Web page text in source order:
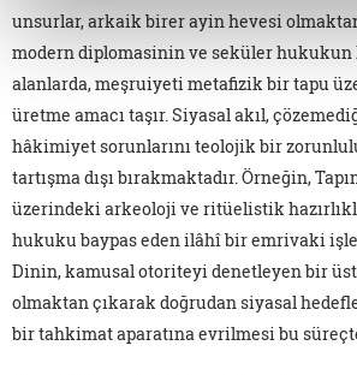
unsurlar, arkaik birer ayin hevesi
modern diplomasinin ve seküler
alanlarda, meşruiyeti metafizik bir tapu
üretme amacı taşır. Siyasal akıl,
hâkimiyet sorunlarını teolojik bir
tartışma dışı bırakmaktadır. Örneğin,
üzerindeki arkeoloji ve ritüelistik
hukuku baypas eden ilâhî bir emrivaki
Dinin, kamusal otoriteyi denetleyen bir
olmaktan çıkarak doğrudan siyasal
bir tahkimat aparatına evrilmesi bu